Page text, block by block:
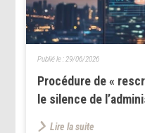
Procédure de «
le silence de
Publié le : 29/06/2026
Lire la suite